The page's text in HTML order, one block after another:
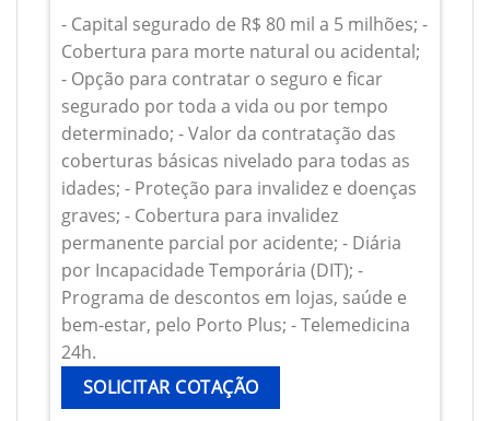
- Capital segurado de R$ 80 mil a 5 milhões; -
Cobertura para morte natural ou acidental;
- Opção para contratar o seguro e ficar
segurado por toda a vida ou por tempo
determinado; - Valor da contratação das
coberturas básicas nivelado para todas as
idades; - Proteção para invalidez e doenças
graves; - Cobertura para invalidez
permanente parcial por acidente; - Diária
por Incapacidade Temporária (DIT); -
Programa de descontos em lojas, saúde e
bem-estar, pelo Porto Plus; - Telemedicina
24h.
SOLICITAR COTAÇÃO